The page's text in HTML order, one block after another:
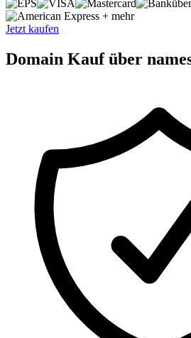
+ mehr
Jetzt kaufen
Domain Kauf über